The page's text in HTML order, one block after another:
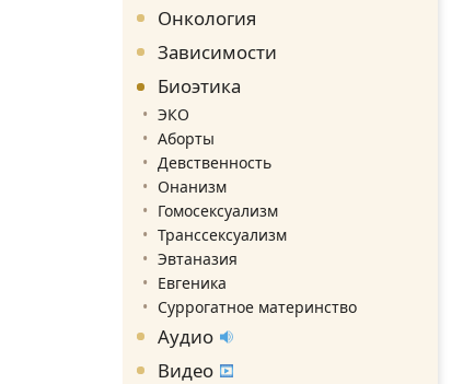
Онкология
Зависимости
Биоэтика
ЭКО
Аборты
Девственность
Онанизм
Гомосексуализм
Транссексуализм
Эвтаназия
Евгеника
Суррогатное материнство
Аудио
Видео